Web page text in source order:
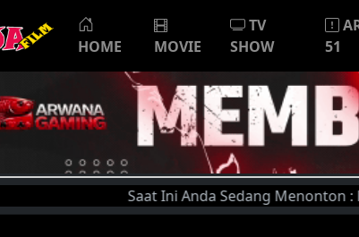
HOME MOVIE
TV
SHOW
51
Saat Ini Anda Sedang Menonton :